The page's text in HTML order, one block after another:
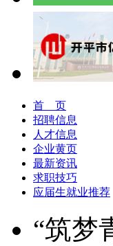
首 页
招聘信息
人才信息
企业黄页
最新资讯
求职技巧
应届生就业推荐
“筑梦